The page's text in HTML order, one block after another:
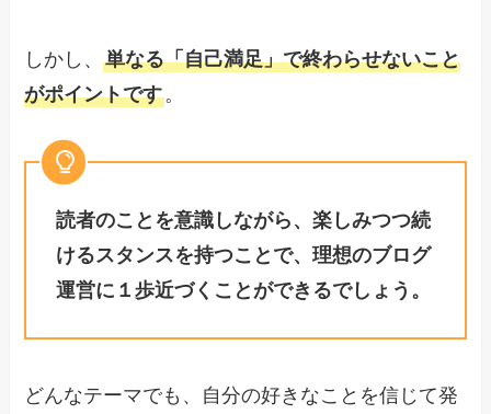
しかし、単なる「自己満足」で終わらせないこと
がポイントです。
読者のことを意識しながら、楽しみつつ続
けるスタンスを持つことで、理想のブログ
運営に１歩近づくことができるでしょう。
どんなテーマでも、自分の好きなことを信じて発